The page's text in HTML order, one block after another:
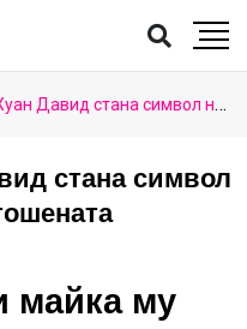
на надеждата в опустошената Венецуела (видео)
стана символ
майка му